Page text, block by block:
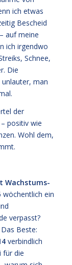
ich etwas
Bescheid
auf meine
ich irgendwo
Schnee,
Die
man
der
positiv wie
Wohl dem,
Wachstums-
wöchentlich ein
verpasst?
Beste:
verbindlich
für die